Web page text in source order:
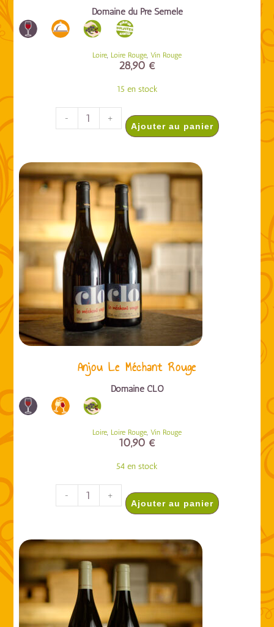
Domaine du Pré Semelé
Loire, Loire Rouge, Vin Rouge
28,90 €
15 en stock
- +
Ajouter au panier
Anjou Le Méchant Rouge
Domaine CLO
Loire, Loire Rouge, Vin Rouge
10,90 €
54 en stock
- +
Ajouter au panier